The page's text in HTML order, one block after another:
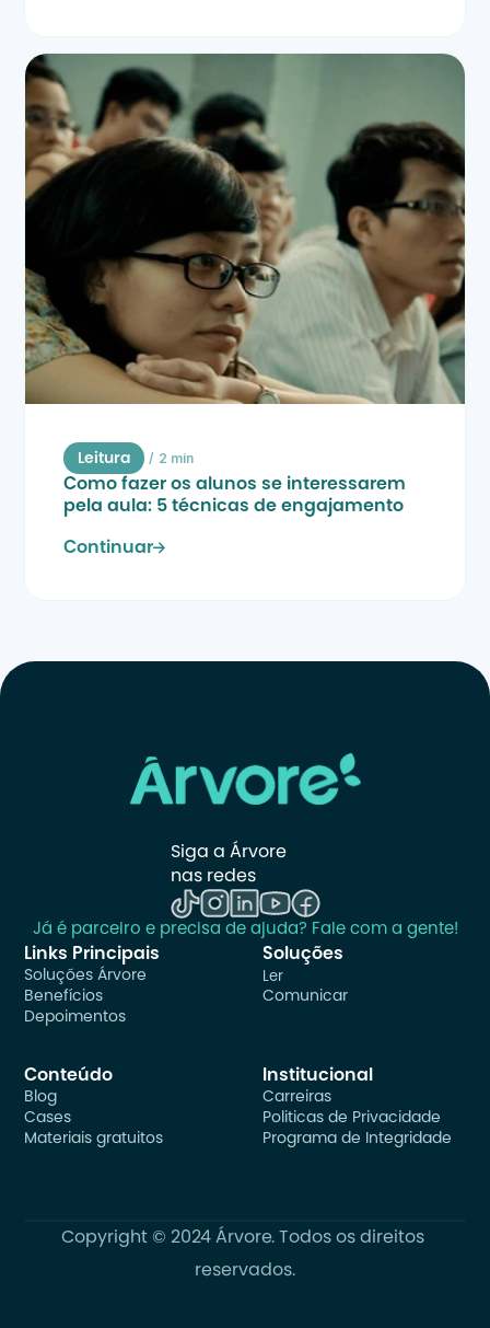
Leitura / 2 min
Como fazer os alunos se interessarem
pela aula: 5 técnicas de engajamento
Continuar
Siga a Árvore
nas redes
Já é parceiro e precisa de ajuda? Fale com a gente!
Links Principais
Soluções Árvore
Benefícios
Depoimentos
Soluções
Ler
Comunicar
Conteúdo
Blog
Cases
Materiais gratuitos
Institucional
Carreiras
Politicas de Privacidade
Programa de Integridade
Copyright © 2024 Árvore. Todos os direitos
reservados.